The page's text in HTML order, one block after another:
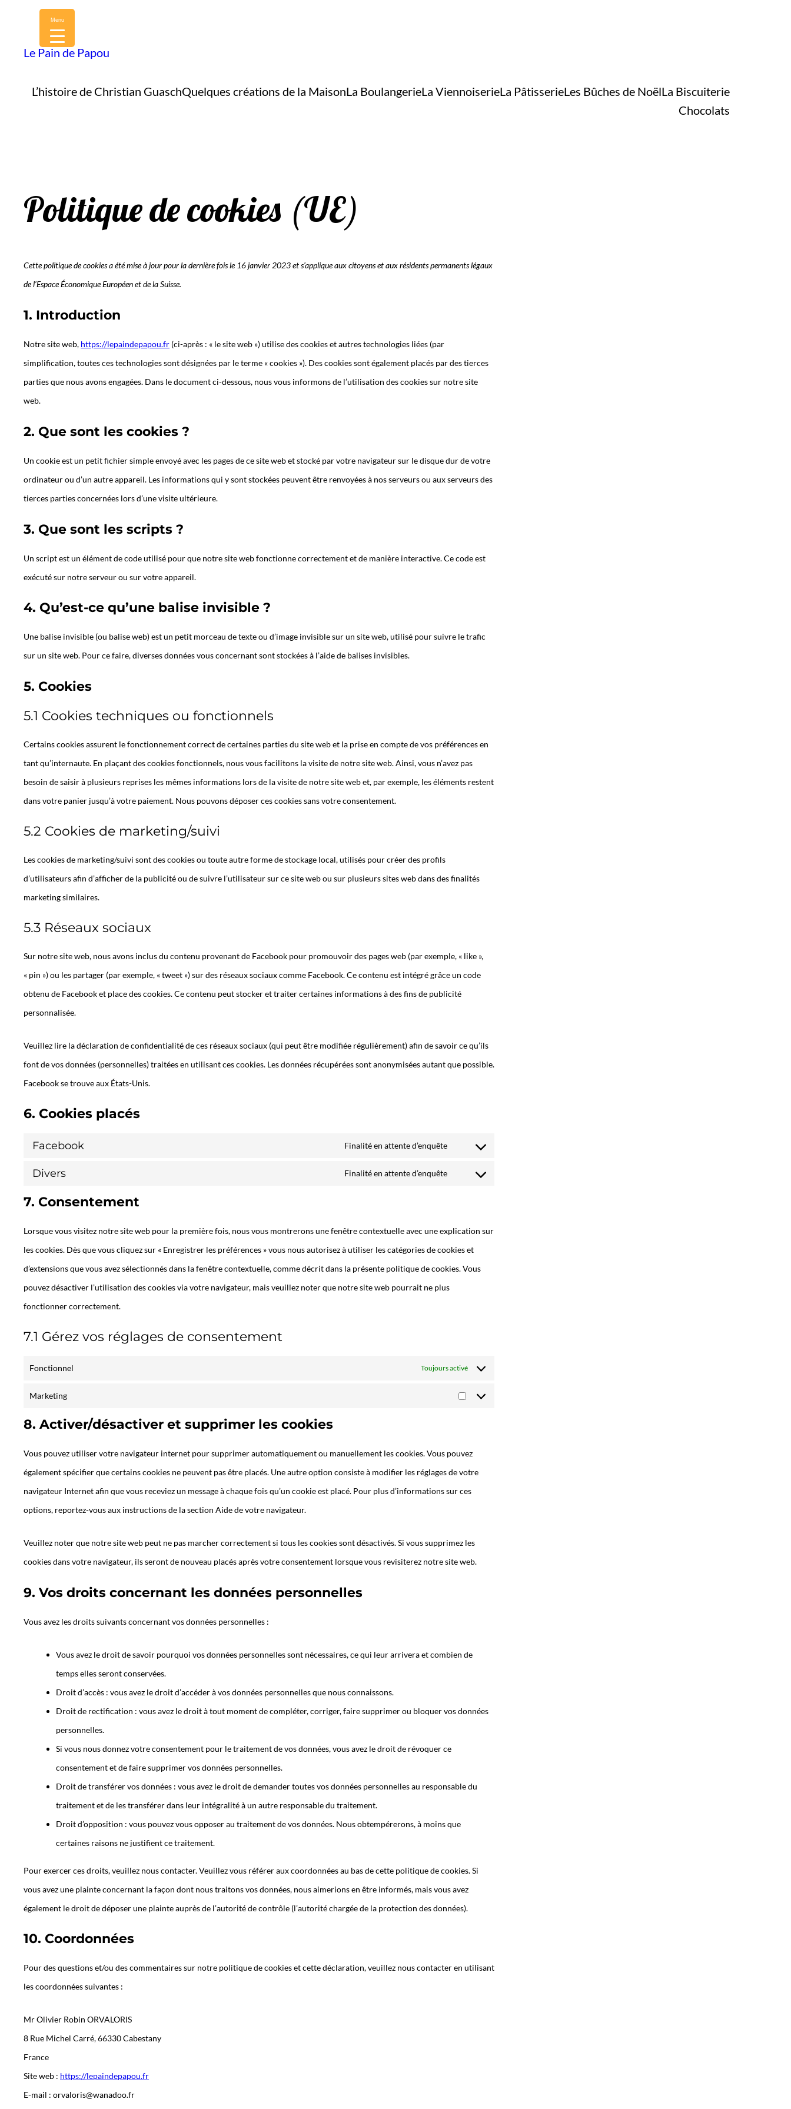
Menu
Le Pain de Papou
L’histoire de Christian GuaschQuelques créations de la MaisonLa BoulangerieLa ViennoiserieLa PâtisserieLes Bûches de NoëlLa Biscuiterie
Chocolats
Politique de cookies (UE)
Cette politique de cookies a été mise à jour pour la dernière fois le 16 janvier 2023 et s’applique aux citoyens et aux résidents permanents légaux
de l’Espace Économique Européen et de la Suisse.
1. Introduction
Notre site web, https://lepaindepapou.fr (ci-après : « le site web ») utilise des cookies et autres technologies liées (par
simplification, toutes ces technologies sont désignées par le terme « cookies »). Des cookies sont également placés par des tierces
parties que nous avons engagées. Dans le document ci-dessous, nous vous informons de l’utilisation des cookies sur notre site
web.
2. Que sont les cookies ?
Un cookie est un petit fichier simple envoyé avec les pages de ce site web et stocké par votre navigateur sur le disque dur de votre
ordinateur ou d’un autre appareil. Les informations qui y sont stockées peuvent être renvoyées à nos serveurs ou aux serveurs des
tierces parties concernées lors d’une visite ultérieure.
3. Que sont les scripts ?
Un script est un élément de code utilisé pour que notre site web fonctionne correctement et de manière interactive. Ce code est
exécuté sur notre serveur ou sur votre appareil.
4. Qu’est-ce qu’une balise invisible ?
Une balise invisible (ou balise web) est un petit morceau de texte ou d’image invisible sur un site web, utilisé pour suivre le trafic
sur un site web. Pour ce faire, diverses données vous concernant sont stockées à l’aide de balises invisibles.
5. Cookies
5.1 Cookies techniques ou fonctionnels
Certains cookies assurent le fonctionnement correct de certaines parties du site web et la prise en compte de vos préférences en
tant qu’internaute. En plaçant des cookies fonctionnels, nous vous facilitons la visite de notre site web. Ainsi, vous n’avez pas
besoin de saisir à plusieurs reprises les mêmes informations lors de la visite de notre site web et, par exemple, les éléments restent
dans votre panier jusqu’à votre paiement. Nous pouvons déposer ces cookies sans votre consentement.
5.2 Cookies de marketing/suivi
Les cookies de marketing/suivi sont des cookies ou toute autre forme de stockage local, utilisés pour créer des profils
d’utilisateurs afin d’afficher de la publicité ou de suivre l’utilisateur sur ce site web ou sur plusieurs sites web dans des finalités
marketing similaires.
5.3 Réseaux sociaux
Sur notre site web, nous avons inclus du contenu provenant de Facebook pour promouvoir des pages web (par exemple, « like »,
« pin ») ou les partager (par exemple, « tweet ») sur des réseaux sociaux comme Facebook. Ce contenu est intégré grâce un code
obtenu de Facebook et place des cookies. Ce contenu peut stocker et traiter certaines informations à des fins de publicité
personnalisée.
Veuillez lire la déclaration de confidentialité de ces réseaux sociaux (qui peut être modifiée régulièrement) afin de savoir ce qu’ils
font de vos données (personnelles) traitées en utilisant ces cookies. Les données récupérées sont anonymisées autant que possible.
Facebook se trouve aux États-Unis.
6. Cookies placés
Facebook Finalité en attente d’enquête
Divers Finalité en attente d’enquête
7. Consentement
Lorsque vous visitez notre site web pour la première fois, nous vous montrerons une fenêtre contextuelle avec une explication sur
les cookies. Dès que vous cliquez sur « Enregistrer les préférences » vous nous autorisez à utiliser les catégories de cookies et
d’extensions que vous avez sélectionnés dans la fenêtre contextuelle, comme décrit dans la présente politique de cookies. Vous
pouvez désactiver l’utilisation des cookies via votre navigateur, mais veuillez noter que notre site web pourrait ne plus
fonctionner correctement.
7.1 Gérez vos réglages de consentement
Fonctionnel Toujours activé
Marketing
8. Activer/désactiver et supprimer les cookies
Vous pouvez utiliser votre navigateur internet pour supprimer automatiquement ou manuellement les cookies. Vous pouvez
également spécifier que certains cookies ne peuvent pas être placés. Une autre option consiste à modifier les réglages de votre
navigateur Internet afin que vous receviez un message à chaque fois qu’un cookie est placé. Pour plus d’informations sur ces
options, reportez-vous aux instructions de la section Aide de votre navigateur.
Veuillez noter que notre site web peut ne pas marcher correctement si tous les cookies sont désactivés. Si vous supprimez les
cookies dans votre navigateur, ils seront de nouveau placés après votre consentement lorsque vous revisiterez notre site web.
9. Vos droits concernant les données personnelles
Vous avez les droits suivants concernant vos données personnelles :
Vous avez le droit de savoir pourquoi vos données personnelles sont nécessaires, ce qui leur arrivera et combien de
temps elles seront conservées.
Droit d’accès : vous avez le droit d’accéder à vos données personnelles que nous connaissons.
Droit de rectification : vous avez le droit à tout moment de compléter, corriger, faire supprimer ou bloquer vos données
personnelles.
Si vous nous donnez votre consentement pour le traitement de vos données, vous avez le droit de révoquer ce
consentement et de faire supprimer vos données personnelles.
Droit de transférer vos données : vous avez le droit de demander toutes vos données personnelles au responsable du
traitement et de les transférer dans leur intégralité à un autre responsable du traitement.
Droit d’opposition : vous pouvez vous opposer au traitement de vos données. Nous obtempérerons, à moins que
certaines raisons ne justifient ce traitement.
Pour exercer ces droits, veuillez nous contacter. Veuillez vous référer aux coordonnées au bas de cette politique de cookies. Si
vous avez une plainte concernant la façon dont nous traitons vos données, nous aimerions en être informés, mais vous avez
également le droit de déposer une plainte auprès de l’autorité de contrôle (l’autorité chargée de la protection des données).
10. Coordonnées
Pour des questions et/ou des commentaires sur notre politique de cookies et cette déclaration, veuillez nous contacter en utilisant
les coordonnées suivantes :
Mr Olivier Robin ORVALORIS
8 Rue Michel Carré, 66330 Cabestany
France
Site web : https://lepaindepapou.fr
E-mail : orvaloris@wanadoo.fr